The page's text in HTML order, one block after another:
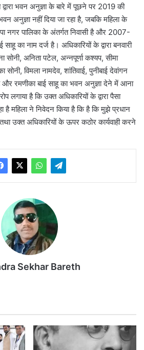
द्वारा भवन अनुज्ञा के बारे में पूछने पर 2019 की
अनुज्ञा नहीं दिया जा रहा है, जबकि महिला के
नगर पालिका के अंतर्गत निवासी है और 2007-
का नाम दर्ज है। अधिकारियों के द्वारा बनवारी
सोनी, अनिता पटेल, अन्नपूर्णा कश्यप, सीमा
सोनी, विमला नामदेव, शांतिवाई, पुनीबाई देवांगन
और रमणीका बाई साहू का भवन अनुज्ञा देने में आना
लगाया है कि उक्त अधिकारियों के द्वारा पैसा
है महिला ने निवेदन किया है कि है कि मुझे प्रधान
उक्त अधिकारियों के ऊपर कठोर कार्यवाही करने
Sekhar Bareth